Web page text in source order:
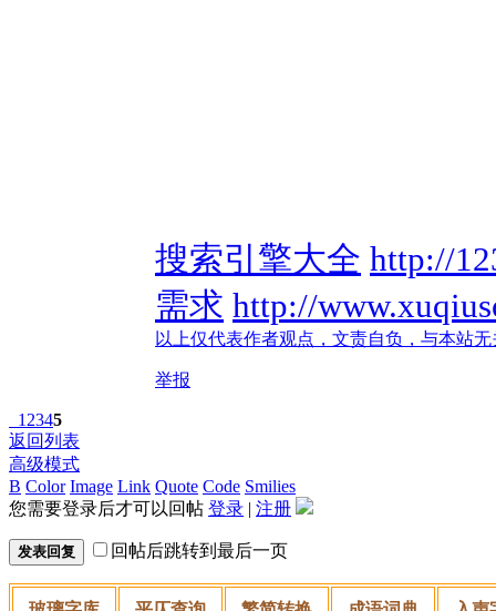
搜索引擎大全 http://
需求 http://
以上仅代表作者观点，文责自负，与本站
举报
12345
返回列表
高级模式
B Color Image Link Quote Code Smilies
您需要登录后才可以回帖 登录 | 注册
发表回复 回帖后跳转到最后一页